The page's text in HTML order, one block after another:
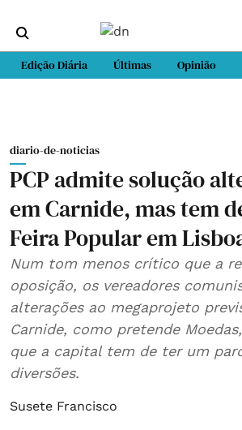
Edição Diária Últimas Opinião
diario-de-noticias
PCP admite solução
em Carnide, mas tem
Feira Popular em
Num tom menos crítico que a
oposição, os vereadores
alterações ao megaprojeto
Carnide, como pretende
que a capital tem de ter um
diversões.
Susete Francisco